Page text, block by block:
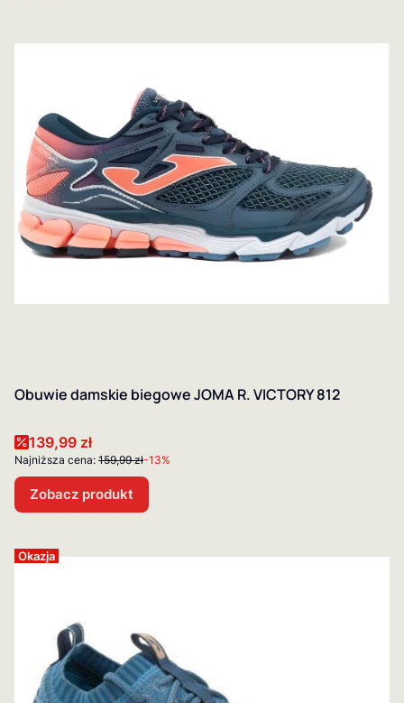
Obuwie damskie biegowe JOMA R. VICTORY 812
Cena promocyjna
139,99 zł
Najniższa cena: 159,99 zł-13%
Zobacz produkt
Okazja